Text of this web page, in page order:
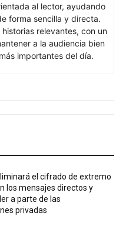
al lector, ayudando
forma sencilla y directa.
relevantes, con un
a la audiencia bien
importantes del día.
el cifrado de extremo
los mensajes directos y
a parte de las
privadas